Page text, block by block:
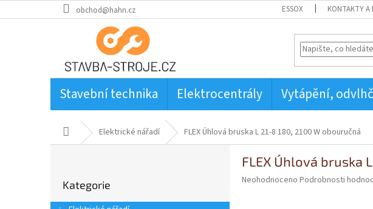
na
obchod@hahn.cz ESSOX KONTAKTY
Stavební technika Elektrocentrály Vytápění,
Domů Elektrické nářadí FLEX Úhlová bruska L 21-8 180, 2100 W obouručná
r
kategorie
Kategorie
FLEX Úhlová bruska
Průměrné
Neohodnoceno Podrobnosti